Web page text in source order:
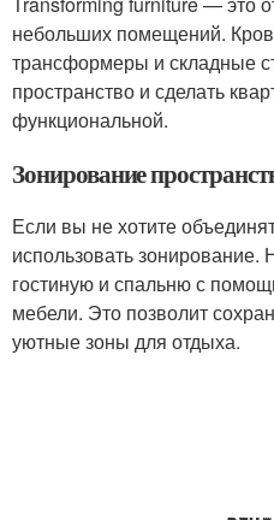
небольших помещений.
трансформеры и складные
пространство и сделать
функциональной.
Зонирование
Если вы не хотите
использовать зонирование.
гостиную и спальню с
мебели. Это позволит
уютные зоны для отдыха.